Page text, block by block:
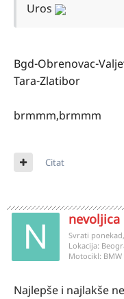
Uros
Bgd-Obrenovac-
Tara-Zlatibor
brmmm,brmmm
Citat
nevoljica
Svrati
Lokacija:
Motocikl:
Najlepše i najlakše